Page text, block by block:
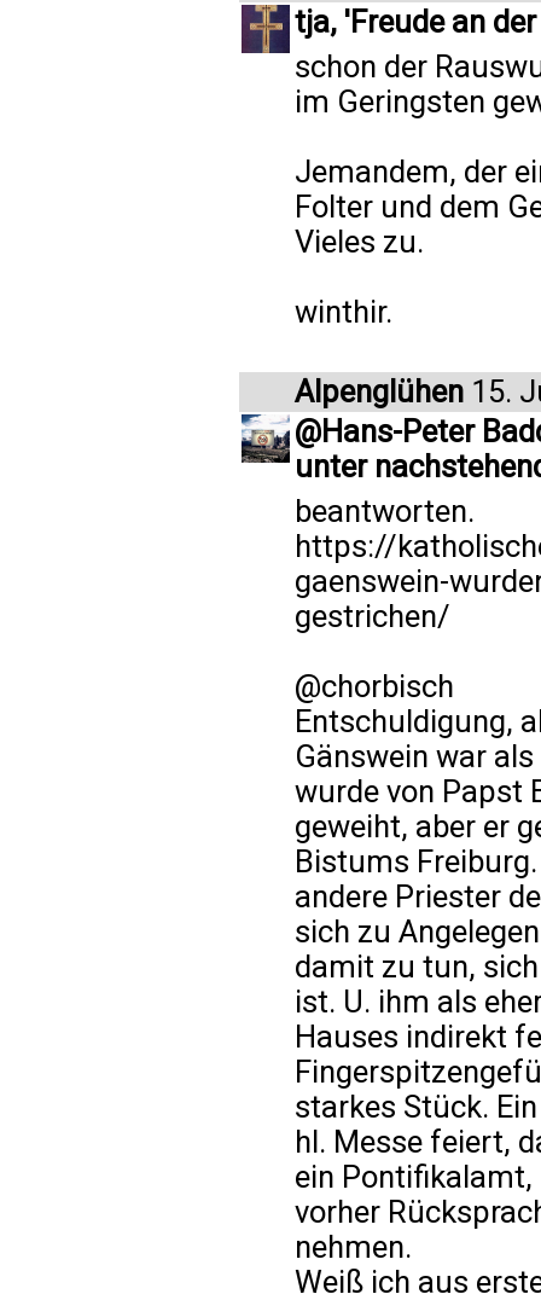
tja, 'Freude an
schon der
im Geringsten
Jemandem, der
Folter und dem
Vieles zu.
winthir.
Alpenglühen 15.
@Hans-Peter
unter
beantworten.
https://
gaenswein-
gestrichen/
@chorbisch
Entschuldigung,
Gänswein war
wurde von Papst
geweiht, aber er
Bistums
andere Priester
sich zu
damit zu tun,
ist. U. ihm als
Hauses indirekt
starkes Stück.
hl. Messe feiert,
ein
vorher
nehmen.
Weiß ich aus